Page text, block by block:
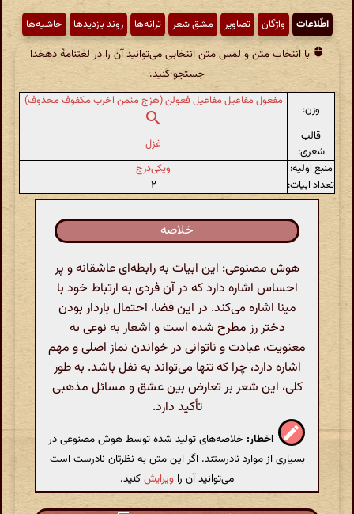
اطّلاعات واژگان تصاویر مشق شعر ترانه‌ها روند بازدیدها حاشیه‌ها
با انتخاب متن و لمس متن انتخابی می‌توانید آن را در لغتنامهٔ دهخدا
جستجو کنید.
وزن:
مفعول مفاعیل مفاعیل فعولن (هزج مثمن اخرب مکفوف محذوف)
قالب
شعری:
غزل
منبع اولیه:
ویکی‌درج
تعداد ابیات:
۲
خلاصه
هوش مصنوعی: این ابیات به رابطه‌ای عاشقانه و پر
احساس اشاره دارد که در آن فردی به ارتباط خود با
مینا اشاره می‌کند. در این فضا، احتمال باردار بودن
دختر رز مطرح شده است و اشعار به نوعی به
معنویت، عبادت و ناتوانی در خواندن نماز اصلی و مهم
اشاره دارد، چرا که تنها می‌تواند به نفل باشد. به طور
کلی، این شعر بر تعارض بین عشق و مسائل مذهبی
تأکید دارد.
اخطار: خلاصه‌های تولید شده توسط هوش مصنوعی در
بسیاری از موارد نادرستند. اگر این متن به نظرتان نادرست است
می‌توانید آن را ویرایشکنید.